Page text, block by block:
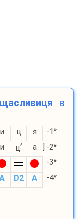
щасливиця в
и ц я
-1*
и ц’ а ] -2*
-3*
A D2 A
-4*